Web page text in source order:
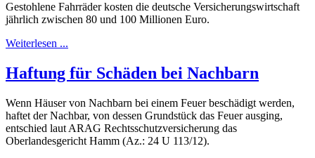
Gestohlene Fahrräder kosten die deutsche Versicherungswirtschaft
jährlich zwischen 80 und 100 Millionen Euro.
Weiterlesen ...
Haftung für Schäden bei Nachbarn
Wenn Häuser von Nachbarn bei einem Feuer beschädigt werden,
haftet der Nachbar, von dessen Grundstück das Feuer ausging,
entschied laut ARAG Rechtsschutzversicherung das
Oberlandesgericht Hamm (Az.: 24 U 113/12).